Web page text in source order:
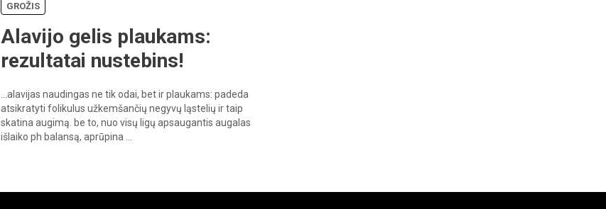
GROŽIS
Alavijo gelis plaukams:
rezultatai nustebins!
…alavijas naudingas ne tikodai, betirplaukams: padeda
atsikratyti folikulus užkemšančių negyvų ląstelių irtaip
skatina augimą. be to, nuo visų ligų apsaugantis augalas
išlaiko ph balansą, aprūpina